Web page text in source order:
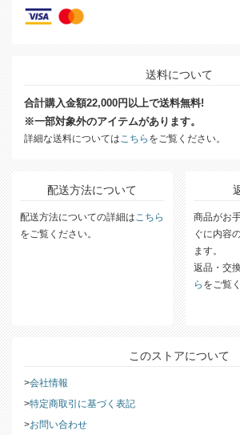
送料について
合計購入金額22,000円以上で送料無料!
※一部対象外のアイテムがあります。
詳細な送料については こちら をご覧ください。
配送方法について
配送方法についての詳細は こちら
をご覧ください。
商品がお
ぐに内容
ます。
返品・交
ら をご覧
このストアについて
会社情報
特定商取引に基づく表記
お問い合わせ